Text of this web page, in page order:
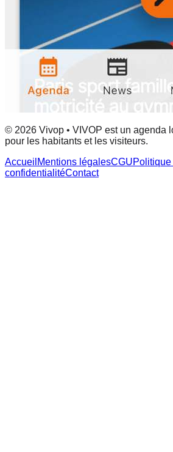
© 2026 Vivop • VIVOP est un agenda
pour les habitants et les visiteurs.
Accueil Mentions légalesCGUPolitique
confidentialitéContact